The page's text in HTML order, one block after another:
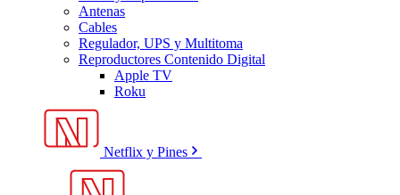
Antenas
Cables
Regulador, UPS y Multitoma
Reproductores Contenido Digital
Apple TV
Roku
Netflix y Pines